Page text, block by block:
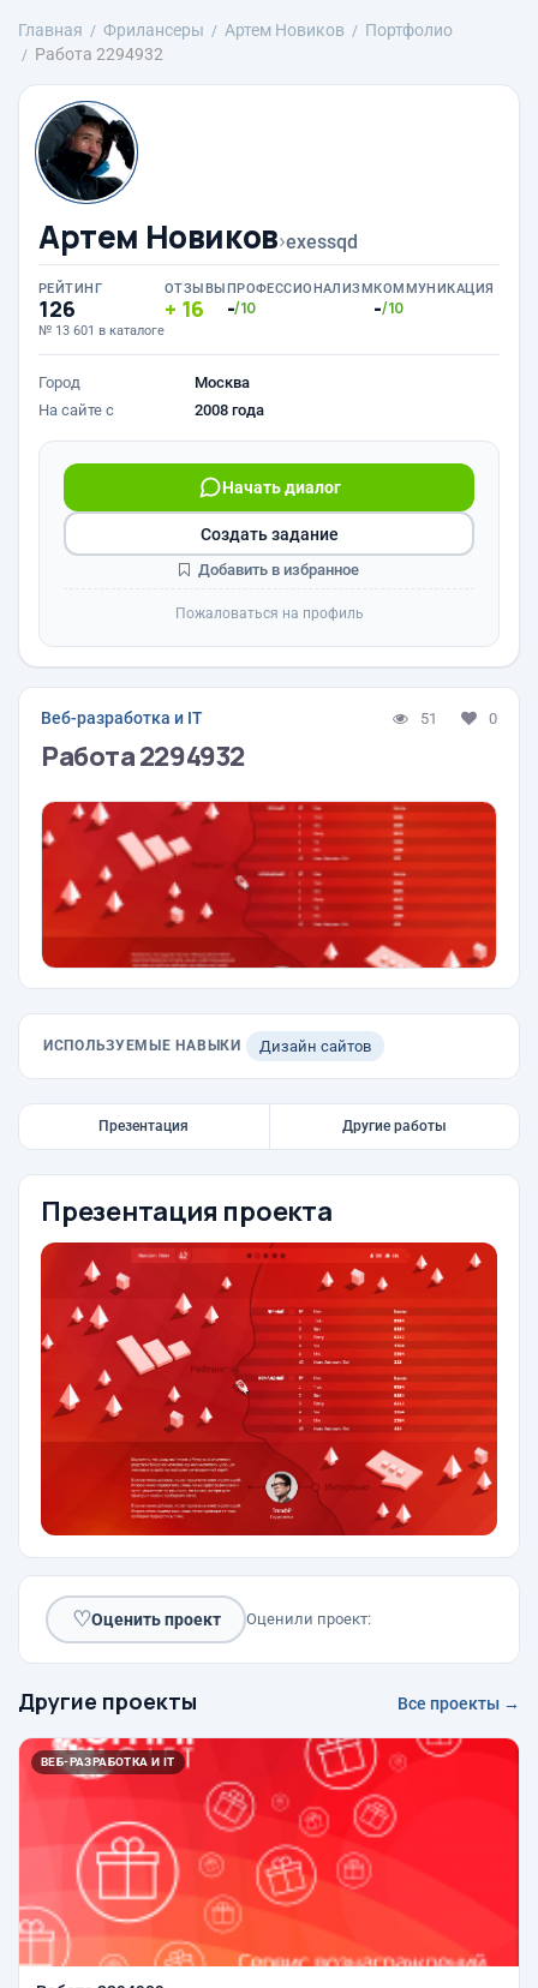
Главная Фрилансеры Артем Новиков
Портфолио
Работа 2294932
Артем Новиков›exessqd
РЕЙТИНГ
126
№ 13 601 в каталоге
ОТЗЫВЫ
16
ПРОФЕССИОНАЛИЗМ
-/10
КОММУНИКАЦИЯ
-/10
Город
Москва
На сайте с
2008 года
Начать диалог
Создать задание
Добавить в избранное
Пожаловаться на профиль
Веб-разработка и IT 51 0
Работа 2294932
ИСПОЛЬЗУЕМЫЕ НАВЫКИ Дизайн сайтов
Презентация Другие работы
Презентация проекта
♡Оценить проект Оценили проект:
Другие проекты Все проекты →
ВЕБ-РАЗРАБОТКА И IT